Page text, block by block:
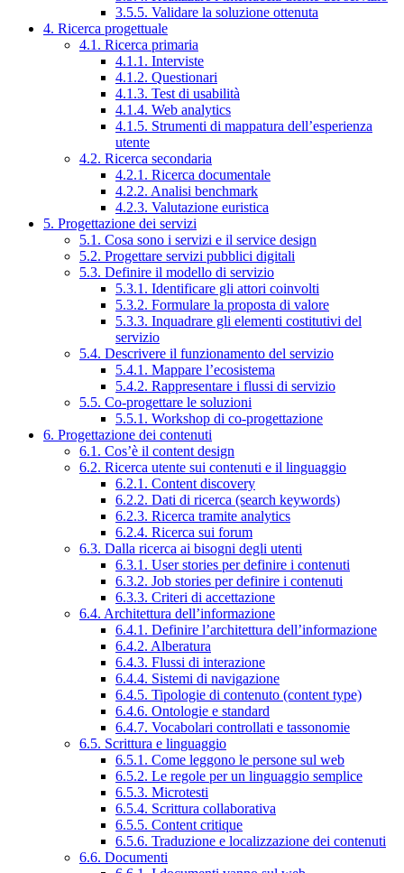
3.5.5. Validare la soluzione ottenuta
4. Ricerca progettuale
4.1. Ricerca primaria
4.1.1. Interviste
4.1.2. Questionari
4.1.3. Test di usabilità
4.1.4. Web analytics
4.1.5. Strumenti di mappatura dell’esperienza
utente
4.2. Ricerca secondaria
4.2.1. Ricerca documentale
4.2.2. Analisi benchmark
4.2.3. Valutazione euristica
5. Progettazione dei servizi
5.1. Cosa sono i servizi e il service design
5.2. Progettare servizi pubblici digitali
5.3. Definire il modello di servizio
5.3.1. Identificare gli attori coinvolti
5.3.2. Formulare la proposta di valore
5.3.3. Inquadrare gli elementi costitutivi del
servizio
5.4. Descrivere il funzionamento del servizio
5.4.1. Mappare l’ecosistema
5.4.2. Rappresentare i flussi di servizio
5.5. Co-progettare le soluzioni
5.5.1. Workshop di co-progettazione
6. Progettazione dei contenuti
6.1. Cos’è il content design
6.2. Ricerca utente sui contenuti e il linguaggio
6.2.1. Content discovery
6.2.2. Dati di ricerca (search keywords)
6.2.3. Ricerca tramite analytics
6.2.4. Ricerca sui forum
6.3. Dalla ricerca ai bisogni degli utenti
6.3.1. User stories per definire i contenuti
6.3.2. Job stories per definire i contenuti
6.3.3. Criteri di accettazione
6.4. Architettura dell’informazione
6.4.1. Definire l’architettura dell’informazione
6.4.2. Alberatura
6.4.3. Flussi di interazione
6.4.4. Sistemi di navigazione
6.4.5. Tipologie di contenuto (content type)
6.4.6. Ontologie e standard
6.4.7. Vocabolari controllati e tassonomie
6.5. Scrittura e linguaggio
6.5.1. Come leggono le persone sul web
6.5.2. Le regole per un linguaggio semplice
6.5.3. Microtesti
6.5.4. Scrittura collaborativa
6.5.5. Content critique
6.5.6. Traduzione e localizzazione dei contenuti
6.6. Documenti